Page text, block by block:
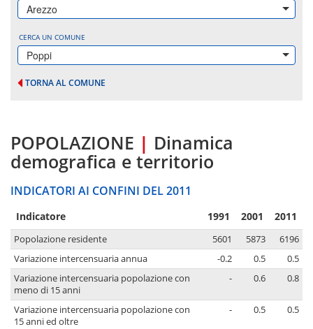
Arezzo
CERCA UN COMUNE
Poppi
TORNA AL COMUNE
POPOLAZIONE | Dinamica
demografica e territorio
INDICATORI AI CONFINI DEL 2011
Indicatore 1991 2001 2011
Popolazione residente 5601 5873
6196
Variazione intercensuaria annua
-0.2 0.5
0.5
Variazione intercensuaria popolazione con
meno di 15 anni
- 0.6 0.8
Variazione intercensuaria popolazione con
15 anni ed oltre
- 0.5 0.5